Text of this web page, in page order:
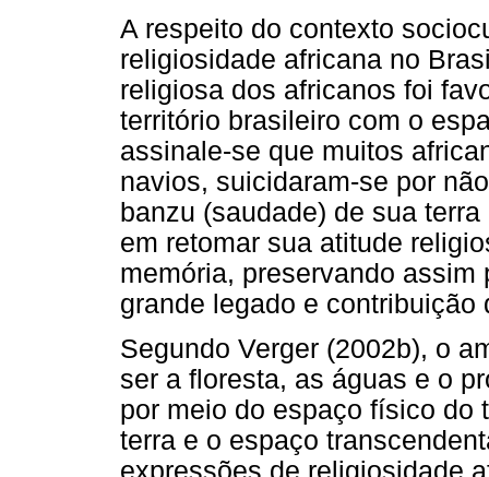
A respeito do contexto
religiosidade africana no
religiosa dos africanos foi
território brasileiro com o
assinale-se que muitos
navios, suicidaram-se por
banzu (saudade) de sua
em retomar sua atitude
memória, preservando
grande legado e
Segundo Verger (2002b), o
ser a floresta, as águas e o
por meio do espaço físico do
terra e o espaço
expressões de religiosidade